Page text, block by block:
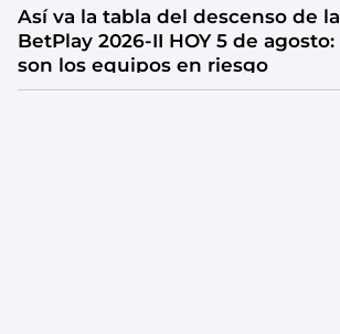
Así va la tabla del descenso de
BetPlay 2026-II HOY 5 de
son los equipos en riesgo